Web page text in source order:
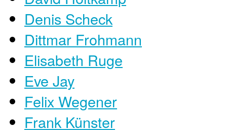
Denis Scheck
Dittmar Frohmann
Elisabeth Ruge
Eve Jay
Felix Wegener
Frank Künster